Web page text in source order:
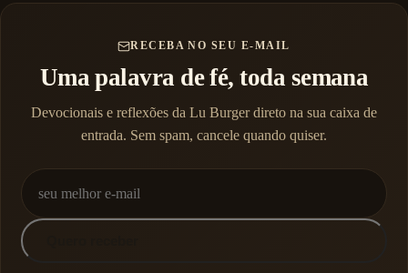
RECEBA NO SEU E-MAIL
Uma palavra de fé, toda semana
Devocionais e reflexões da Lu Burger direto na sua caixa de
entrada. Sem spam, cancele quando quiser.